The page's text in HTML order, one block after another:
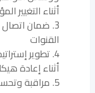
أثناء التغيير
3. ضمان
القنوات
4. تطوير
أثناء إعادة
5. مراقبة وتحسين أداء القناة